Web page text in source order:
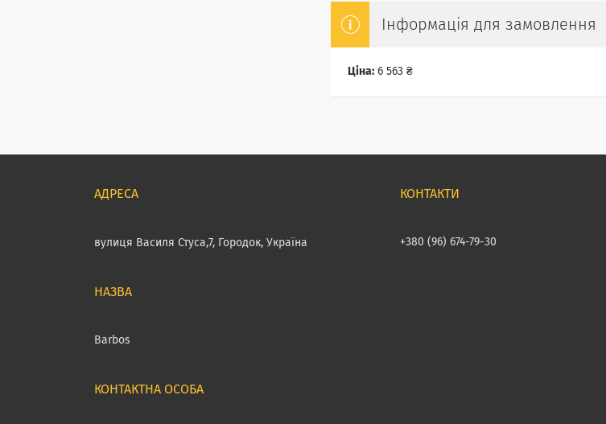
Інформація для замовлення
Ціна: 6 563 ₴
вулиця Василя Стуса,7, Городок, Україна
Barbos
+380 (96) 674-79-30